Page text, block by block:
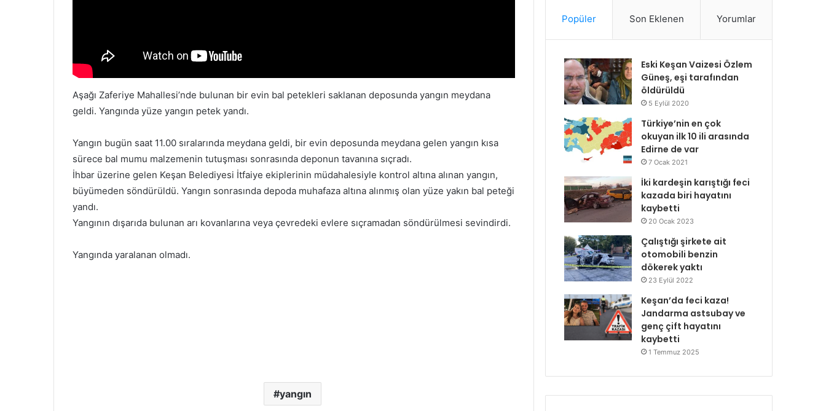
Aşağı Zaferiye Mahallesi’nde bulunan bir evin bal petekleri saklanan deposunda yangın meydana
geldi. Yangında yüze yangın petek yandı.
Yangın bugün saat 11.00 sıralarında meydana geldi, bir evin deposunda meydana gelen yangın kısa
sürece bal mumu malzemenin tutuşması sonrasında deponun tavanına sıçradı.
İhbar üzerine gelen Keşan Belediyesi İtfaiye ekiplerinin müdahalesiyle kontrol altına alınan yangın,
büyümeden söndürüldü. Yangın sonrasında depoda muhafaza altına alınmış olan yüze yakın bal peteği
yandı.
Yangının dışarıda bulunan arı kovanlarına veya çevredeki evlere sıçramadan söndürülmesi sevindirdi.
Yangında yaralanan olmadı.
yangın
Popüler Son Eklenen Yorumlar
Eski Keşan Vaizesi Özlem
Güneş, eşi tarafından
öldürüldü
5 Eylül 2020
Türkiye’nin en çok
okuyan ilk 10 ili arasında
Edirne de var
7 Ocak 2021
İki kardeşin karıştığı feci
kazada biri hayatını
kaybetti
20 Ocak 2023
Çalıştığı şirkete ait
otomobili benzin
dökerek yaktı
23 Eylül 2022
Keşan’da feci kaza!
Jandarma astsubay ve
genç çift hayatını
kaybetti
1 Temmuz 2025